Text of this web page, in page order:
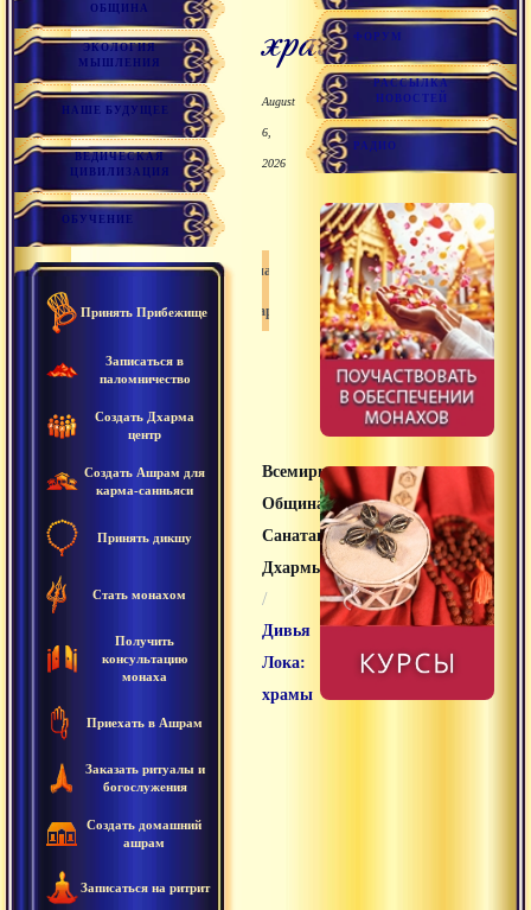
ОБЩИНА
ЭКОЛОГИЯ
МЫШЛЕНИЯ
НАШЕ БУДУЩЕЕ
ВЕДИЧЕСКАЯ
ЦИВИЛИЗАЦИЯ
ОБУЧЕНИЕ
Принять Прибежище
Записаться в
паломничество
Создать Дхарма
центр
Создать Ашрам для
карма-санньяси
Принять дикшу
Стать монахом
Получить
консультацию
монаха
Приехать в Ашрам
Заказать ритуалы и
богослужения
Создать домашний
ашрам
Записаться на ритрит
храмы
August
6,
2026
Санатана дхарма
Дхарма
Всемирная
Община
Санатана
Дхармы
/
Дивья
Лока:
храмы
ФОРУМ
РАССЫЛКА
НОВОСТЕЙ
РАДИО